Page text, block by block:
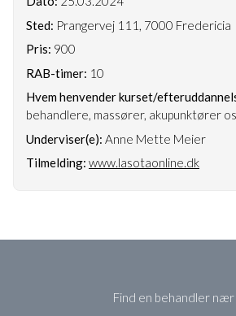
Sted: Prangervej 111, 7000 Fredericia
Pris: 900
RAB-timer: 10
Hvem henvender kurset/
behandlere, massører, akupunktører
Underviser(e): Anne Mette Meier
Tilmelding: www.lasotaonline.dk
Find en behandler nær